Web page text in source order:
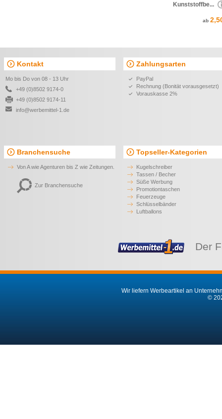
Kunststoffbe...
ab
Kontakt
Mo bis Do von 08 - 13 Uhr
+49 (0)8502 9174-0
+49 (0)8502 9174-11
info@werbemittel-1.de
Zahlungsarten
PayPal
Rechnung (Bonität vorausgesetzt)
Vorauskasse 2%
Branchensuche
Von A wie Agenturen bis Z wie Zeitungen.
Zur Branchensuche
Topseller-Kategorien
Kugelschreiber
Tassen / Becher
Süße Werbung
Promotiontaschen
Feuerzeuge
Schlüsselbänder
Luftballons
Der
Wir liefern Werbeartikel an
©